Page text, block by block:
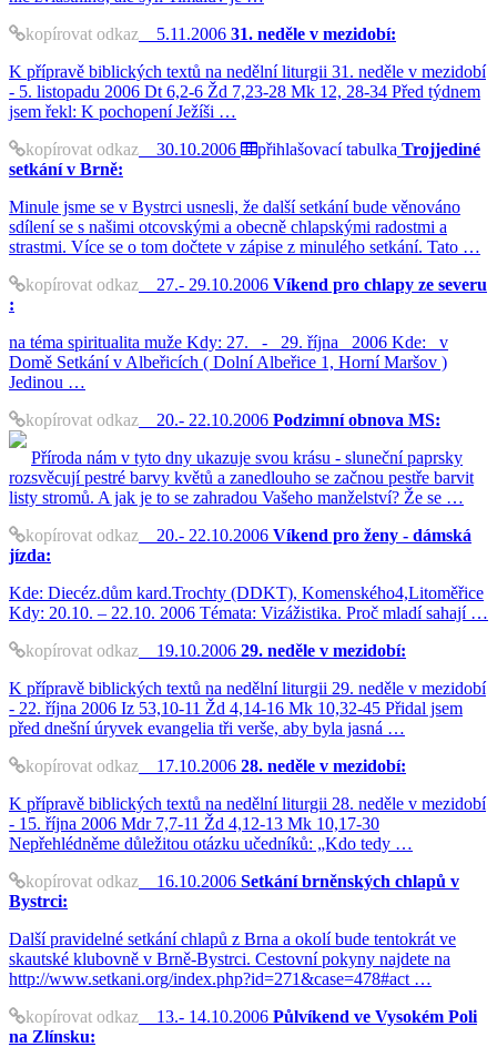
kopírovat odkaz 5.11.2006 31. neděle v mezidobí:
K přípravě biblických textů na nedělní liturgii 31. neděle v mezidobí
- 5. listopadu 2006 Dt 6,2-6 Žd 7,23-28 Mk 12, 28-34 Před týdnem
jsem řekl: K pochopení Ježíši …
kopírovat odkaz 30.10.2006 přihlašovací tabulka Trojjediné
setkání v Brně:
Minule jsme se v Bystrci usnesli, že další setkání bude věnováno
sdílení se s našimi otcovskými a obecně chlapskými radostmi a
strastmi. Více se o tom dočtete v zápise z minulého setkání. Tato …
kopírovat odkaz 27.- 29.10.2006 Víkend pro chlapy ze severu
:
na téma spiritualita muže Kdy: 27. - 29. října 2006 Kde: v
Domě Setkání v Albeřicích ( Dolní Albeřice 1, Horní Maršov )
Jedinou …
kopírovat odkaz 20.- 22.10.2006 Podzimní obnova MS:
Příroda nám v tyto dny ukazuje svou krásu - sluneční paprsky
rozsvěcují pestré barvy květů a zanedlouho se začnou pestře barvit
listy stromů. A jak je to se zahradou Vašeho manželství? Že se …
kopírovat odkaz 20.- 22.10.2006 Víkend pro ženy - dámská
jízda:
Kde: Diecéz.dům kard.Trochty (DDKT), Komenského4,Litoměřice
Kdy: 20.10. – 22.10. 2006 Témata: Vizážistika. Proč mladí sahají …
kopírovat odkaz 19.10.2006 29. neděle v mezidobí:
K přípravě biblických textů na nedělní liturgii 29. neděle v mezidobí
- 22. října 2006 Iz 53,10-11 Žd 4,14-16 Mk 10,32-45 Přidal jsem
před dnešní úryvek evangelia tři verše, aby byla jasná …
kopírovat odkaz 17.10.2006 28. neděle v mezidobí:
K přípravě biblických textů na nedělní liturgii 28. neděle v mezidobí
- 15. října 2006 Mdr 7,7-11 Žd 4,12-13 Mk 10,17-30
Nepřehlédněme důležitou otázku učedníků: „Kdo tedy …
kopírovat odkaz 16.10.2006 Setkání brněnských chlapů v
Bystrci:
Další pravidelné setkání chlapů z Brna a okolí bude tentokrát ve
skautské klubovně v Brně-Bystrci. Cestovní pokyny najdete na
http://www.setkani.org/index.php?id=271&case=478#act …
kopírovat odkaz 13.- 14.10.2006 Půlvíkend ve Vysokém Poli
na Zlínsku: